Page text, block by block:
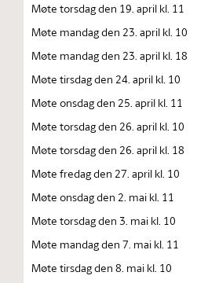
Møte torsdag den 19. april kl. 11
Møte mandag den 23. april kl. 10
Møte mandag den 23. april kl. 18
Møte tirsdag den 24. april kl. 10
Møte onsdag den 25. april kl. 11
Møte torsdag den 26. april kl. 10
Møte torsdag den 26. april kl. 18
Møte fredag den 27. april kl. 10
Møte onsdag den 2. mai kl. 11
Møte torsdag den 3. mai kl. 10
Møte mandag den 7. mai kl. 11
Møte tirsdag den 8. mai kl. 10